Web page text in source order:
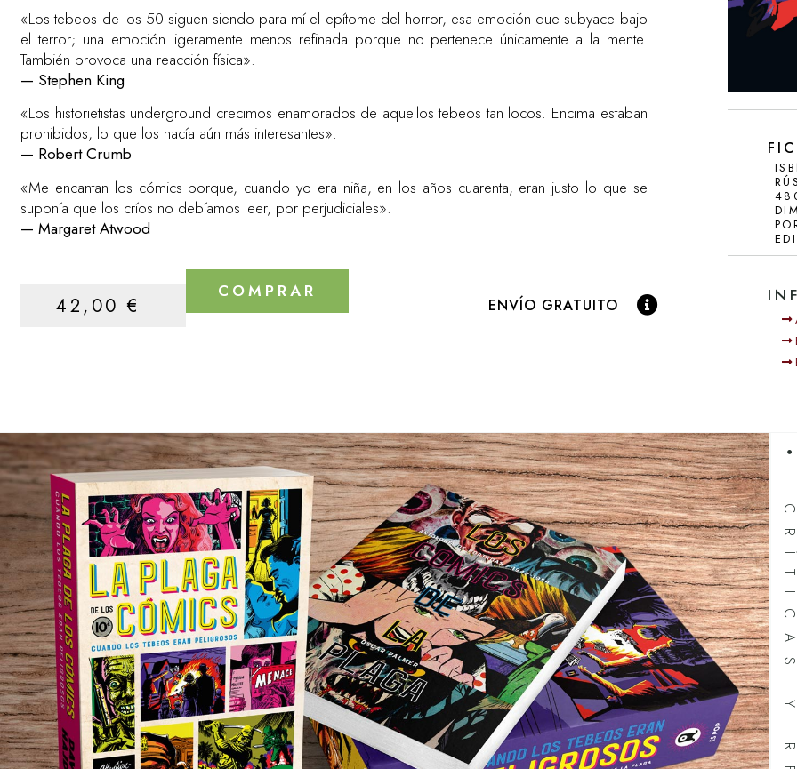
«Los tebeos de los 50 siguen siendo para mí el epítome del horror, esa emoción que subyace bajo
el terror; una emoción ligeramente menos refinada porque no pertenece únicamente a la mente.
También provoca una reacción física».
— Stephen King
«Los historietistas underground crecimos enamorados de aquellos tebeos tan locos. Encima estaban
prohibidos, lo que los hacía aún más interesantes».
— Robert Crumb
«Me encantan los cómics porque, cuando yo era niña, en los años cuarenta, eran justo lo que se
suponía que los críos no debíamos leer, por perjudiciales».
— Margaret Atwood
42,00€
COMPRAR
ENVÍO GRATUITO
CRÍTICAS